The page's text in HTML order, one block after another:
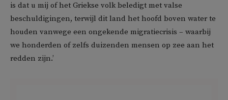
is dat u mij of het Griekse volk beledigt met valse
beschuldigingen, terwijl dit land het hoofd boven water te
houden vanwege een ongekende migratiecrisis – waarbij
we honderden of zelfs duizenden mensen op zee aan het
redden zijn.’